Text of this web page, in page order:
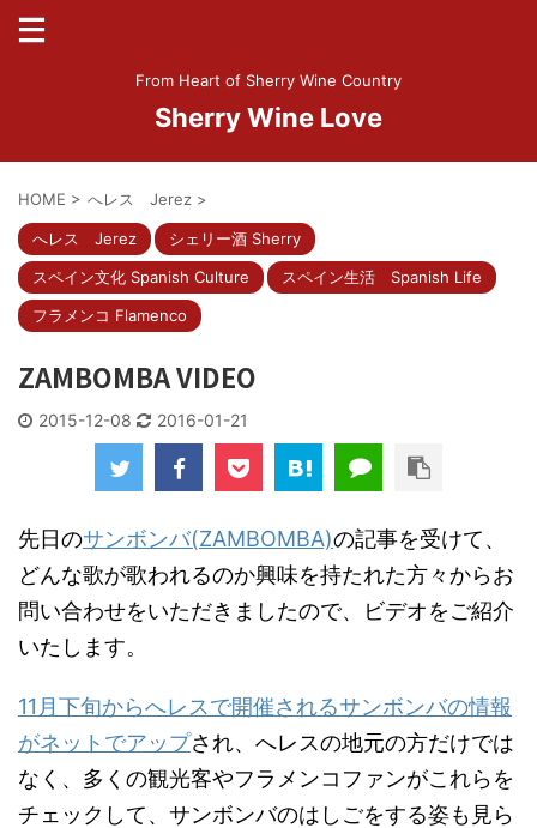
From Heart of Sherry Wine Country
Sherry Wine Love
HOME > へレス Jerez >
へレス Jerez
シェリー酒 Sherry
スペイン文化 Spanish Culture
スペイン生活 Spanish Life
フラメンコ Flamenco
ZAMBOMBA VIDEO
2015-12-08 2016-01-21
先日のサンボンバ(ZAMBOMBA)の記事を受けて、
どんな歌が歌われるのか興味を持たれた方々からお
問い合わせをいただきましたので、ビデオをご紹介
いたします。
11月下旬からへレスで開催されるサンボンバの情報
がネットでアップされ、へレスの地元の方だけでは
なく、多くの観光客やフラメンコファンがこれらを
チェックして、サンボンバのはしごをする姿も見ら